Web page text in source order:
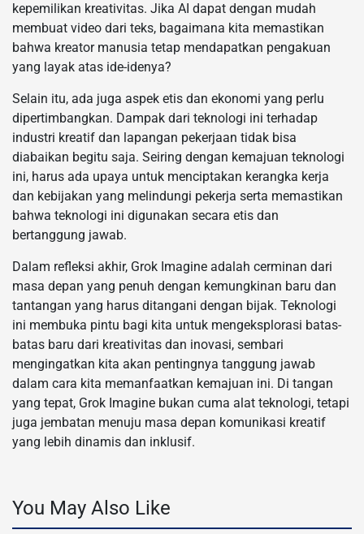
kepemilikan kreativitas. Jika AI dapat dengan mudah
membuat video dari teks, bagaimana kita memastikan
bahwa kreator manusia tetap mendapatkan pengakuan
yang layak atas ide-idenya?
Selain itu, ada juga aspek etis dan ekonomi yang perlu
dipertimbangkan. Dampak dari teknologi ini terhadap
industri kreatif dan lapangan pekerjaan tidak bisa
diabaikan begitu saja. Seiring dengan kemajuan teknologi
ini, harus ada upaya untuk menciptakan kerangka kerja
dan kebijakan yang melindungi pekerja serta memastikan
bahwa teknologi ini digunakan secara etis dan
bertanggung jawab.
Dalam refleksi akhir, Grok Imagine adalah cerminan dari
masa depan yang penuh dengan kemungkinan baru dan
tantangan yang harus ditangani dengan bijak. Teknologi
ini membuka pintu bagi kita untuk mengeksplorasi batas-
batas baru dari kreativitas dan inovasi, sembari
mengingatkan kita akan pentingnya tanggung jawab
dalam cara kita memanfaatkan kemajuan ini. Di tangan
yang tepat, Grok Imagine bukan cuma alat teknologi, tetapi
juga jembatan menuju masa depan komunikasi kreatif
yang lebih dinamis dan inklusif.
You May Also Like